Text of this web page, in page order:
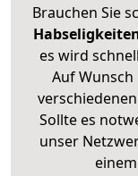
Brauchen Sie
es wird
Auf
Sollte es
unser